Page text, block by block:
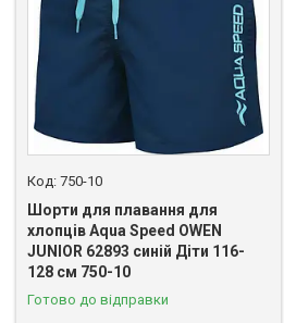
750-10
Шорти для плавання для
хлопців Aqua Speed OWEN
JUNIOR 62893 синій Діти 116-
128 см 750-10
Готово до відправки